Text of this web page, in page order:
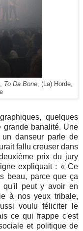
To Da Bone , (La) Horde,
quelques
grande banalité. Une
danseur parle de
fallu creuser dans
prix du jury
expliquait : « Ce
beau, parce que ça
qu'il peut y avoir en
à nos yeux tribale,
voulu féliciter le
ce qui frappe c'est
et politique de